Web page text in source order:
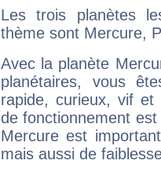
Les trois planètes
thème sont Mercure,
Avec la planète
planétaires, vous
rapide, curieux, vif et
de fonctionnement
Mercure est
mais aussi de